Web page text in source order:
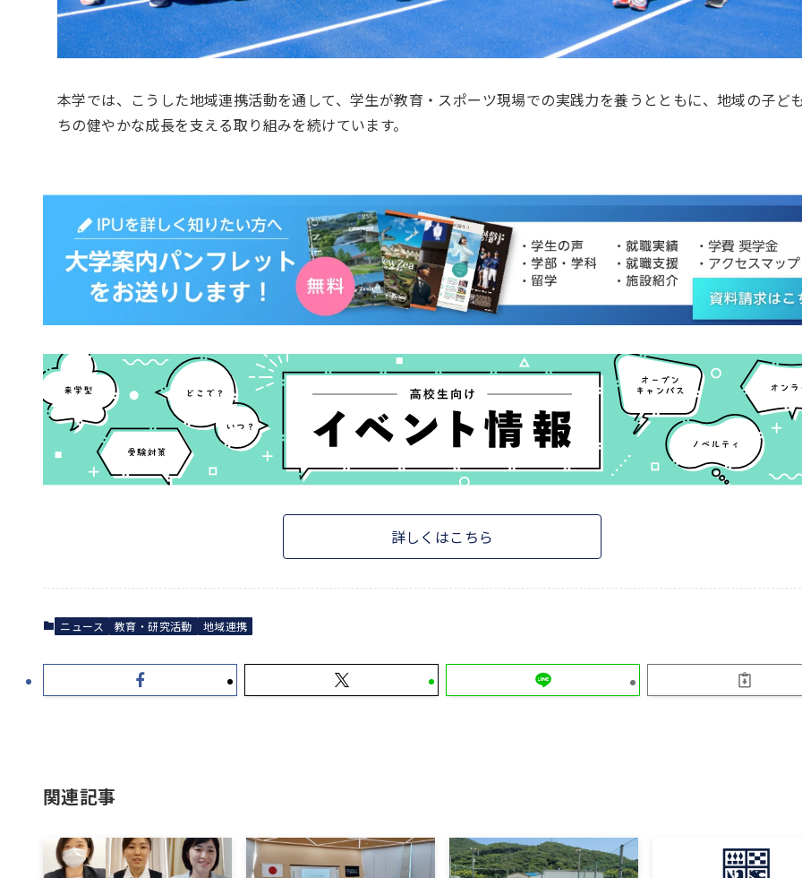
本学では、こうした地域連携活動を通して、学生が教育・スポーツ現場での実践力を養うとともに、地域の子ど
ちの健やかな成長を支える取り組みを続けています。
詳しくはこちら
ニュース 教育・研究活動 地域連携
関連記事